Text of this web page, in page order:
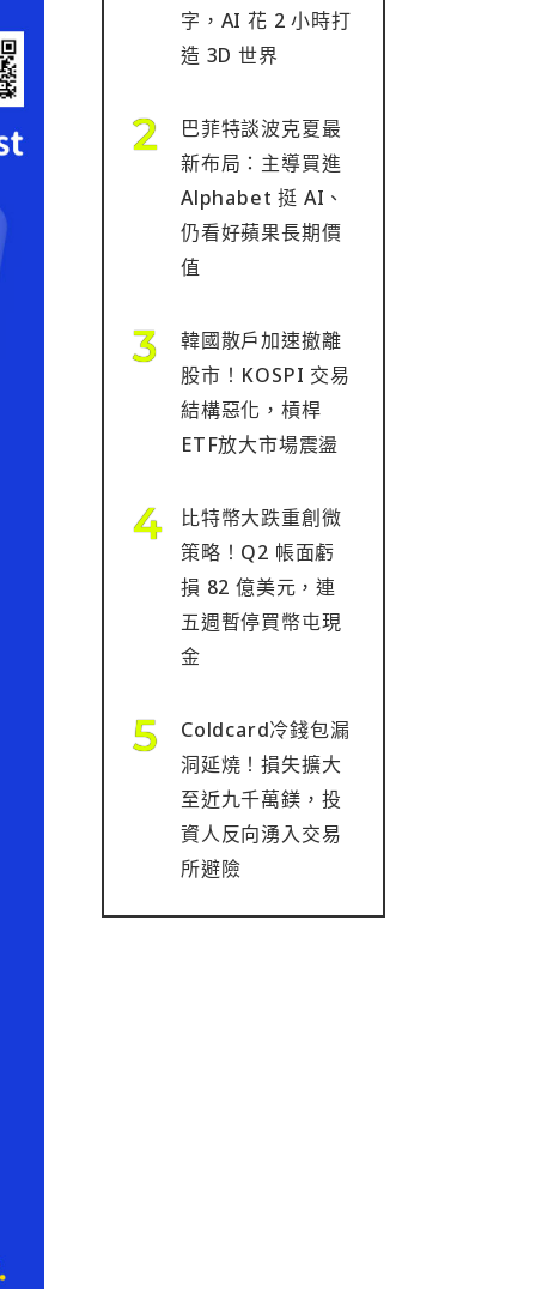
字，AI 花 2 小時打
造 3D 世界
巴菲特談波克夏最
新布局：主導買進
Alphabet 挺 AI、
仍看好蘋果長期價
值
韓國散戶加速撤離
股市！KOSPI 交易
結構惡化，槓桿
ETF放大市場震盪
比特幣大跌重創微
策略！Q2 帳面虧
損 82 億美元，連
五週暫停買幣屯現
金
Coldcard冷錢包漏
洞延燒！損失擴大
至近九千萬鎂，投
資人反向湧入交易
所避險